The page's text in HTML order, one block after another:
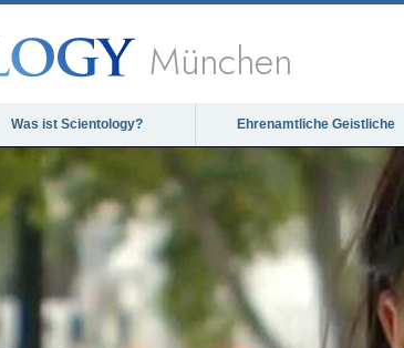
München
Was ist Scientology? Ehrenamtliche Geistliche